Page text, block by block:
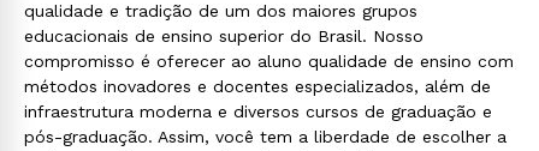
qualidade e tradição de um dos maiores grupos
educacionais de ensino superior do Brasil. Nosso
compromisso é oferecer ao aluno qualidade de ensino com
métodos inovadores e docentes especializados, além de
infraestrutura moderna e diversos cursos de graduação e
pós-graduação. Assim, você tem a liberdade de escolher a
Estou de acordo com a Política de Privacidade.
autorizo que meus dados sejam utilizados para o
envio de conteúdos da Cruzeiro do Sul.